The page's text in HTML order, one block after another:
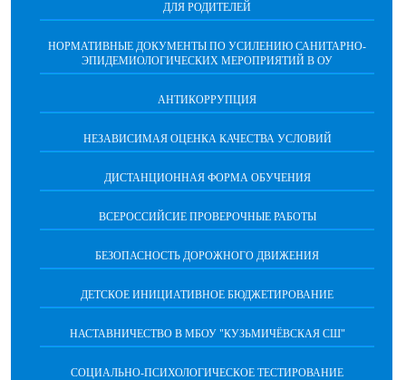
ДЛЯ РОДИТЕЛЕЙ
НОРМАТИВНЫЕ ДОКУМЕНТЫ ПО УСИЛЕНИЮ САНИТАРНО-
ЭПИДЕМИОЛОГИЧЕСКИХ МЕРОПРИЯТИЙ В ОУ
АНТИКОРРУПЦИЯ
НЕЗАВИСИМАЯ ОЦЕНКА КАЧЕСТВА УСЛОВИЙ
ДИСТАНЦИОННАЯ ФОРМА ОБУЧЕНИЯ
ВСЕРОССИЙСИЕ ПРОВЕРОЧНЫЕ РАБОТЫ
БЕЗОПАСНОСТЬ ДОРОЖНОГО ДВИЖЕНИЯ
ДЕТСКОЕ ИНИЦИАТИВНОЕ БЮДЖЕТИРОВАНИЕ
НАСТАВНИЧЕСТВО В МБОУ "КУЗЬМИЧЁВСКАЯ СШ"
СОЦИАЛЬНО-ПСИХОЛОГИЧЕСКОЕ ТЕСТИРОВАНИЕ